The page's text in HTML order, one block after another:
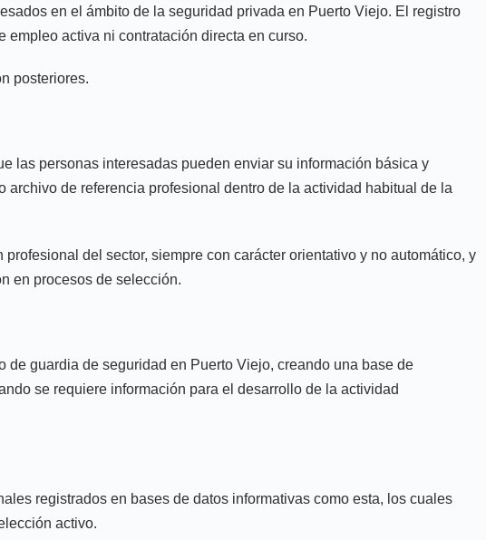
en el ámbito de la seguridad privada en Puerto Viejo. El registro
activa ni contratación directa en curso.
posteriores.
las personas interesadas pueden enviar su información básica y
de referencia profesional dentro de la actividad habitual de la
del sector, siempre con carácter orientativo y no automático, y
en procesos de selección.
guardia de seguridad en Puerto Viejo, creando una base de
se requiere información para el desarrollo de la actividad
registrados en bases de datos informativas como esta, los cuales
activo.